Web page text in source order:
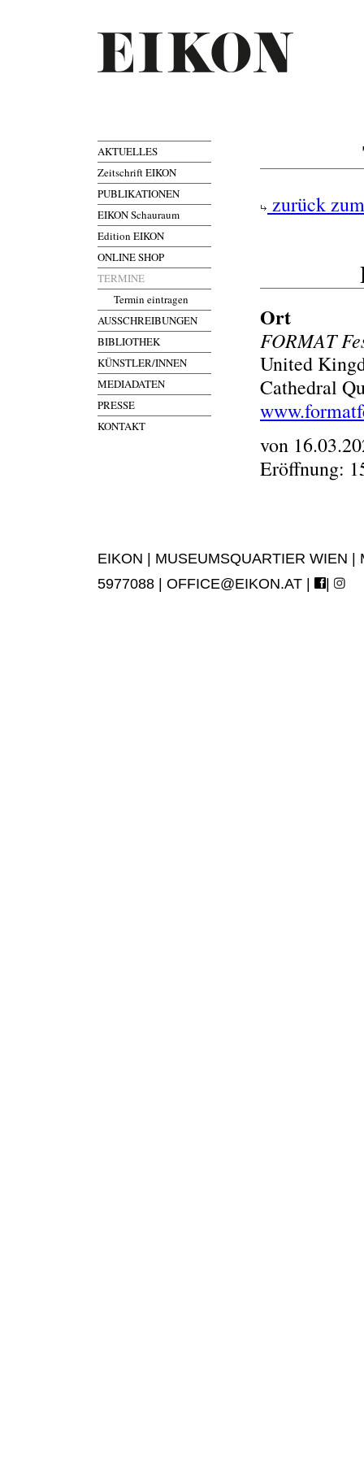
AKTUELLES
Zeitschrift EIKON
PUBLIKATIONEN
EIKON Schauraum
Edition EIKON
ONLINE SHOP
TERMINE
Termin eintragen
AUSSCHREIBUNGEN
BIBLIOTHEK
KÜNSTLER/INNEN
MEDIADATEN
PRESSE
KONTAKT
zurück
Ort
FORMAT
United
Cathedral
von
Eröffnung:
EIKON | MUSEUMSQUARTIER WIEN
5977088 | OFFICE@EIKON.AT | |